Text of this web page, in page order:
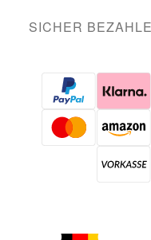
SICHER